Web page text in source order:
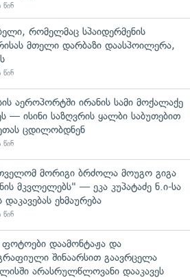
წინ
რომელმაც სპაიდერმენის
მთელი დარბაზი დაასპოილერა,
წინ
აეროპორტში ირანის სამი მოქალაქე
— ისინი საზღვრის ყალბი საბუთებით
ცდილობდნენ
წინ
მორიგი ბრძოლა მოუგო გიგა
მკვლელებს" — ეკა კუპატაძე ნ.ი-სა
დაკავებას ეხმაურება
წინ
ფოტოები დაამონტაჟა და
შინაარსით გაავრცელა
არასრულწლოვანი დააკავეს